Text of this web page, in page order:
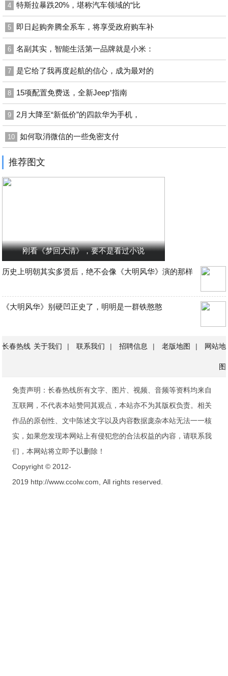
4 特斯拉暴跌20%，堪称汽车领域的“比
5 即日起购奔腾全系车，将享受政府购车补
6 名副其实，智能生活第一品牌就是小米：
7 是它给了我再度起航的信心，成为最对的
8 15项配置免费送，全新Jeep⁺指南
9 2月大降至“新低价”的四款华为手机，
10 如何取消微信的一些免密支付
推荐图文
刚看《梦回大清》，要不是看过小说
历史上明朝其实多贤后，绝不会像《大明风华》演的那样
《大明风华》别硬凹正史了，明明是一群铁憨憨
长春热线 关于我们 | 联系我们 | 招聘信息 | 老版地图 | 网站地
图
免责声明：长春热线所有文字、图片、视频、音频等资料均来自
互联网，不代表本站赞同其观点，本站亦不为其版权负责。相关
作品的原创性、文中陈述文字以及内容数据庞杂本站无法一一核
实，如果您发现本网站上有侵犯您的合法权益的内容，请联系我
们，本网站将立即予以删除！
Copyright © 2012-
2019 http://www.ccolw.com, All rights reserved.